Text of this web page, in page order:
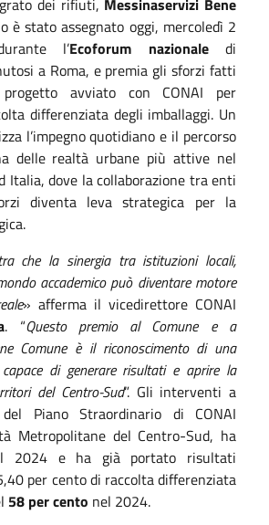
è stato assegnato oggi, mercoledì 2
l’Ecoforum nazionaledi
a Roma, e premia gli sforzi fatti
progetto avviato con CONAI per
differenziata degli imballaggi. Un
l’impegno quotidiano e il percorso
delle realtà urbane più attive nel
Italia, dove la collaborazione tra enti
diventa leva strategica per la
che la sinergia tra istituzioni locali,
accademico può diventare motore
» afferma il vicedirettore CONAI
. “Questo premio al Comune e a
Comune è il riconoscimento di una
capace di generare risultati e aprire la
del Centro-Sud”. Gli interventi a
Piano Straordinario di CONAI
Metropolitane del Centro-Sud, ha
2024 e ha già portato risultati
per cento di raccolta differenziata
58 per cento nel 2024.